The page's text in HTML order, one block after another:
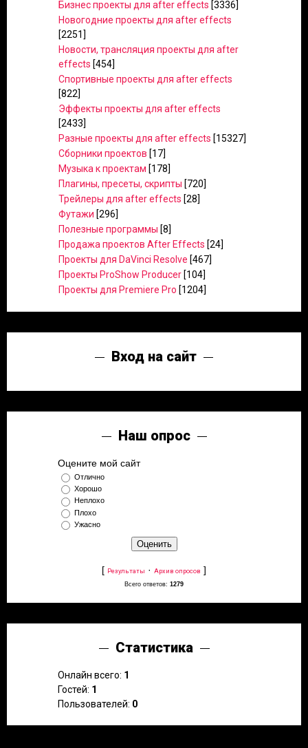
Бизнес проекты для after effects [3336]
Новогодние проекты для after effects
[2251]
Новости, трансляция проекты для after
effects [454]
Спортивные проекты для after effects
[822]
Эффекты проекты для after effects
[2433]
Разные проекты для after effects [15327]
Сборники проектов [17]
Музыка к проектам [178]
Плагины, пресеты, скрипты [720]
Трейлеры для after effects [28]
Футажи [296]
Полезные программы [8]
Продажа проектов After Effects [24]
Проекты для DaVinci Resolve [467]
Проекты ProShow Producer [104]
Проекты для Premiere Pro [1204]
Вход на сайт
Наш опрос
Оцените мой сайт
Отлично
Хорошо
Неплохо
Плохо
Ужасно
[ Результаты · Архив опросов ]
Всего ответов: 1279
Статистика
Онлайн всего: 1
Гостей: 1
Пользователей: 0